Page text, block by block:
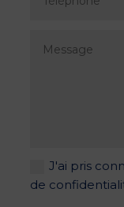
J'ai pris
de